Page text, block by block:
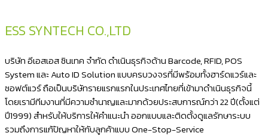
ออ
โต้
เครื่อง
สแกน
บาร์
ESS SYNTECH CO.,LTD
บริษัท อีเอสเอส ซินเทค จำกัด ดำเนินธุรกิจด้าน Barcode, RFID, POS
System และ Auto ID Solution แบบครบวงจรที่มีพร้อมทั้งฮาร์ดแวร์และ
ซอฟต์แวร์ ถือเป็นบริษัทรายแรกแรกในประเทศไทยที่เข้ามาดำเนินธุรกิจนี้
โดยเรามีทีมงานที่มีความชำนาญและมากด้วยประสบการณ์กว่า 22 ปี(ตั้งแต่
ปี1999) สำหรับให้บริการให้คำแนะนำ ออกแบบและติดตั้งดูแลรักษาระบบ
รวมถึงการแก้ปัญหาให้กับลูกค้าแบบ One-Stop-Service